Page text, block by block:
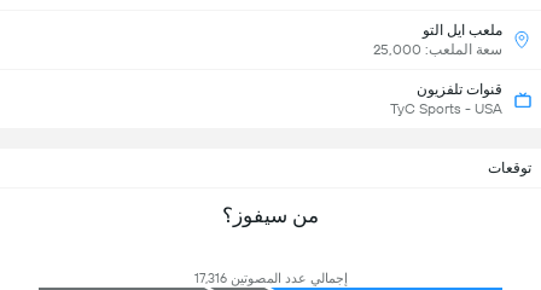
ملعب ايل التو
سعة الملعب: 25,000
قنوات تلفزيون
TyC Sports - USA
توقعات
من سيفوز؟
إجمالي عدد المصوتين 17,316